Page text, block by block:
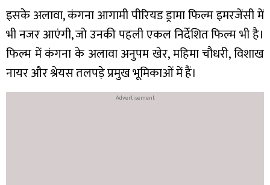
इसके अलावा, कंगना आगामी पीरियड ड्रामा फिल्म इमरजेंसी में
भी नजर आएंगी, जो उनकी पहली एकल निर्देशित फिल्म भी है।
फिल्म में कंगना के अलावा अनुपम खेर, महिमा चौधरी, विशाख
नायर और श्रेयस तलपड़े प्रमुख भूमिकाओं में हैं।